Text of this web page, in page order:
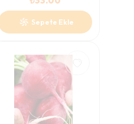
Sepete Ekle